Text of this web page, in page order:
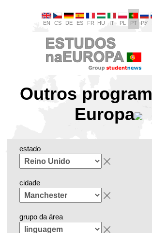
EN CS DE ES FR HU IT PL PT РУ
Outros
Europa
estado
cidade
grupo da área